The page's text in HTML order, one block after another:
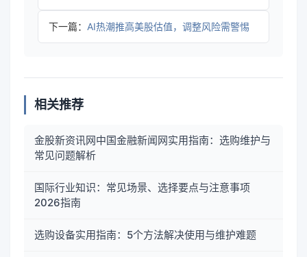
下一篇： AI热潮推高美股估值，调整风险需警惕
相关推荐
金股新资讯网中国金融新闻网实用指南：选购维护与
常见问题解析
国际行业知识：常见场景、选择要点与注意事项
2026指南
选购设备实用指南：5个方法解决使用与维护难题